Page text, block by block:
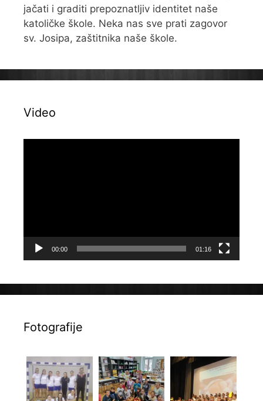
jačati i graditi prepoznatljiv identitet naše
katoličke škole. Neka nas sve prati zagovor
sv. Josipa, zaštitnika naše škole.
Video
00:00 01:16
Fotografije